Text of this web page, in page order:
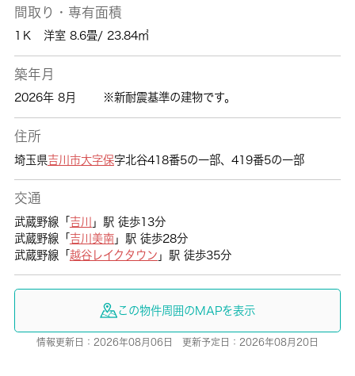
間取り・専有面積
1Ｋ 洋室 8.6畳/ 23.84㎡
築年月
2026年 8月 ※新耐震基準の建物です。
住所
埼玉県吉川市大字保字北谷418番5の一部、419番5の一部
交通
武蔵野線「 吉川
」駅 徒歩13分
武蔵野線「 吉川美南」駅 徒歩28分
武蔵野線「 越谷レイクタウン 」駅 徒歩35分
この物件周囲のMAPを表示
情報更新日：2026年08月06日 更新予定日：2026年08月20日